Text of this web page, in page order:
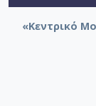
«Κεντρικό